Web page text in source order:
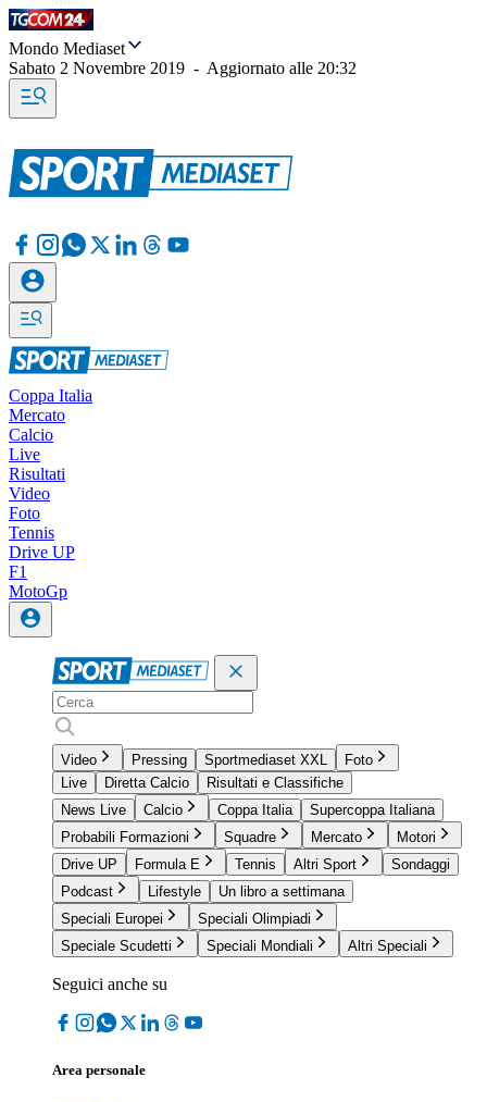
Mondo Mediaset
Sabato 2 Novembre 2019 - Aggiornato alle 20:32
Coppa Italia
Mercato
Calcio
Live
Risultati
Video
Foto
Tennis
Drive UP
F1
MotoGp
Video Pressing Sportmediaset XXL
Foto
Live
Diretta Calcio
Risultati e Classifiche
News Live
Calcio Coppa Italia
Supercoppa Italiana
Probabili Formazioni
Squadre Mercato
Motori
Drive UP
Formula E Tennis Altri Sport
Sondaggi
Podcast
Lifestyle
Un libro a settimana
Speciali Europei
Speciali Olimpiadi
Speciale Scudetti
Speciali Mondiali Altri Speciali
Seguici anche su
Area personale